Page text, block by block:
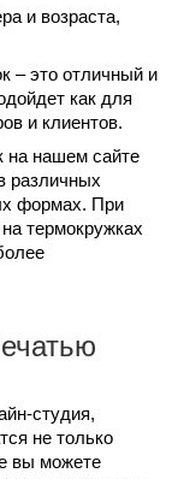
и возраста,
– это отличный и
как для
и клиентов.
на нашем сайте
различных
формах. При
термокружках
студия,
не только
вы можете